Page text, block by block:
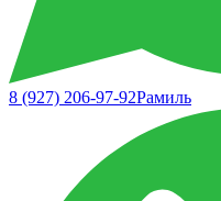
8 (927) 206-97-92Рамиль